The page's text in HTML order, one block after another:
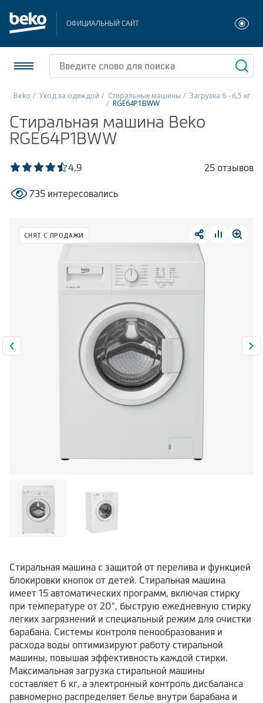
ОФИЦИАЛЬНЫЙ САЙТ
Холодильники и морозильники
Стиральные и сушильные машины
Посудомоечные машины
Плиты
Малая бытовая техника
Климатическая техника
Beko Уход за одеждой Стиральные машины Загрузка 6 - 6,5 кг
RGE64P1BWW
Стиральная машина Beko
RGE64P1BWW
4,9 25 отзывов
735 интересовались
СНЯТ С ПРОДАЖИ
Стиральная машина с защитой от перелива и функцией
блокировки кнопок от детей. Стиральная машина
имеет 15 автоматических программ, включая стирку
при температуре от 20°, быструю ежедневную стирку
легких загрязнений и специальный режим для очистки
барабана. Системы контроля пенообразования и
расхода воды оптимизируют работу стиральной
машины, повышая эффективность каждой стирки.
Максимальная загрузка стиральной машины
составляет 6 кг, а электронный контроль дисбаланса
равномерно распределяет белье внутри барабана и